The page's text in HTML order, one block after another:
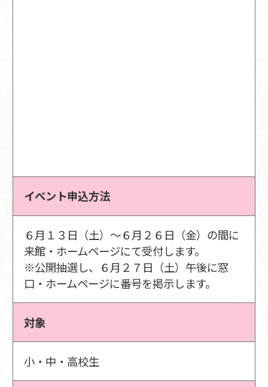
イベント申込方法
６月１３日（土）～６月２６日（金）の間に
来館・ホームページにて受付します。
※公開抽選し、６月２７日（土）午後に窓
口・ホームページに番号を掲示します。
対象
小・中・高校生